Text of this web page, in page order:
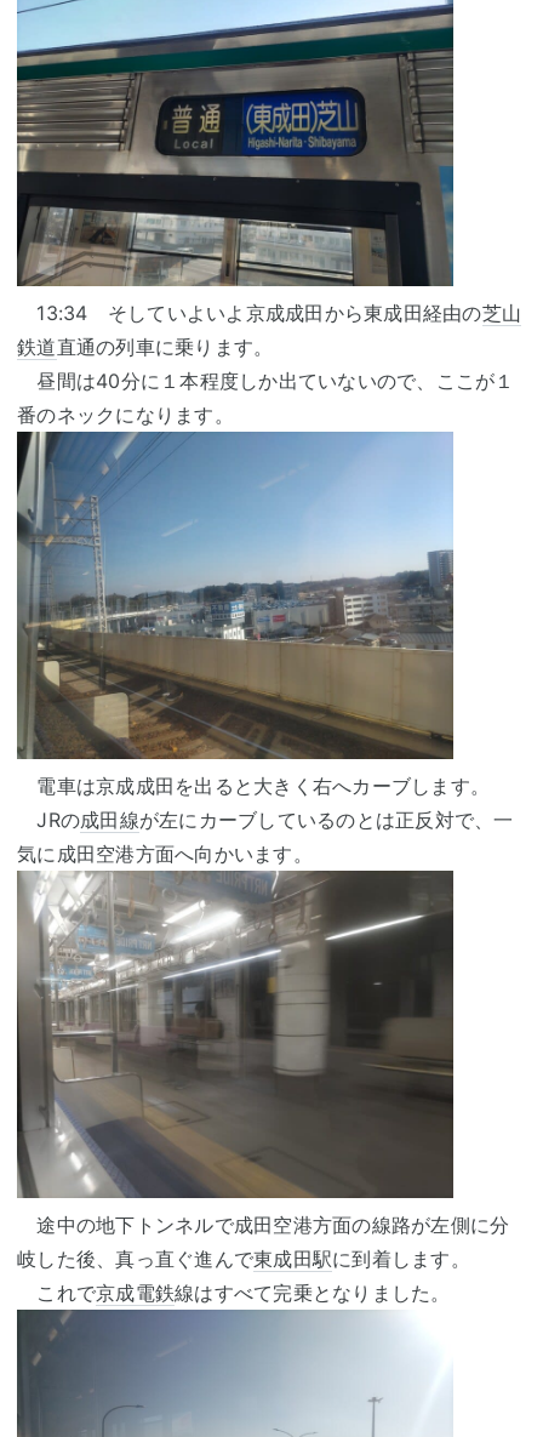
13:34 そしていよいよ京成成田から東成田経由の芝山
鉄道直通の列車に乗ります。
昼間は40分に１本程度しか出ていないので、ここが１
番のネックになります。
電車は京成成田を出ると大きく右へカーブします。
JRの成田線が左にカーブしているのとは正反対で、一
気に成田空港方面へ向かいます。
途中の地下トンネルで成田空港方面の線路が左側に分
岐した後、真っ直ぐ進んで東成田駅に到着します。
これで京成電鉄線はすべて完乗となりました。